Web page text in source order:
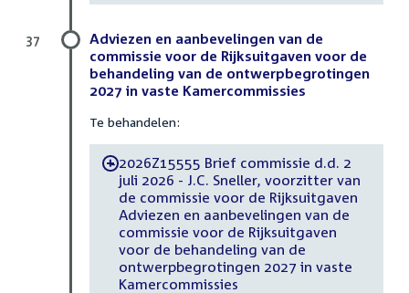
Adviezen en aanbevelingen van de
commissie voor de Rijksuitgaven voor de
behandeling van de ontwerpbegrotingen
2027 in vaste Kamercommissies
Te behandelen:
-2026Z15555 Brief commissie d.d. 2
juli 2026 - J.C. Sneller, voorzitter van
de commissie voor de Rijksuitgaven
Adviezen en aanbevelingen van de
commissie voor de Rijksuitgaven
voor de behandeling van de
ontwerpbegrotingen 2027 in vaste
Kamercommissies
37